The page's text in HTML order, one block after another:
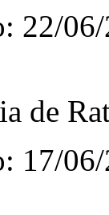
22/
de
17/